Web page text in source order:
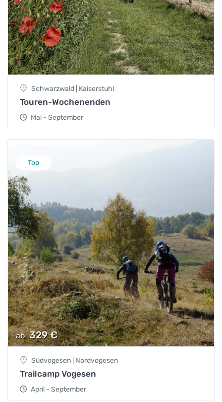
Schwarzwald | Kaiserstuhl
Touren-Wochenenden
Mai - September
Top
ab 329€
Südvogesen | Nordvogesen
Trailcamp Vogesen
April - September